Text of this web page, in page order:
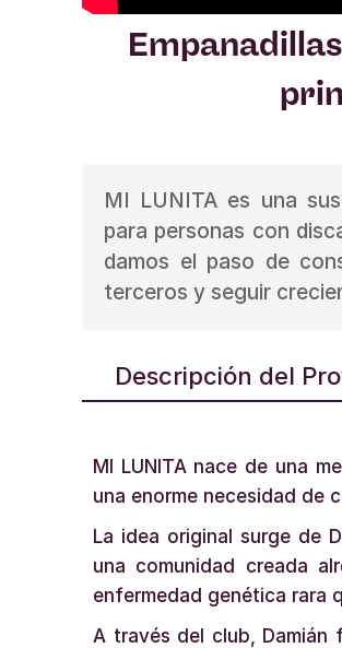
MI LUNITA es una
para personas con
damos el paso de
terceros y seguir
Descripción del
MI LUNITA nace de una
una enorme necesidad de
La idea original surge de
una comunidad creada
enfermedad genética rara
A través del club, Damián